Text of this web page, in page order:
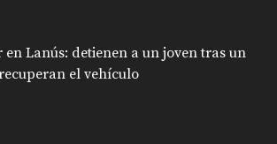
en Lanús: detienen a un joven tras un
el vehículo